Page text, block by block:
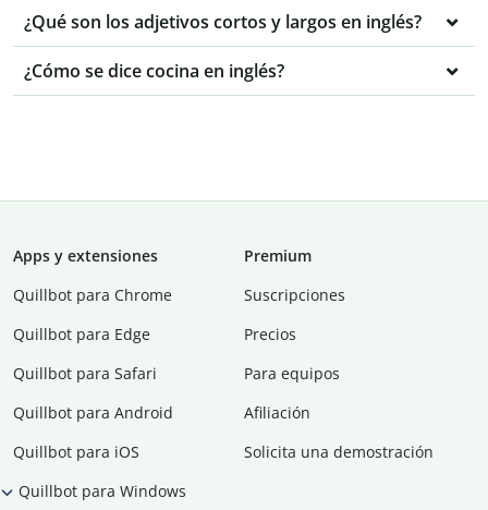
¿Qué son los adjetivos cortos y largos en inglés?
¿Cómo se dice cocina en inglés?
Apps y extensiones
Quillbot para Chrome
Quillbot para Edge
Quillbot para Safari
Quillbot para Android
Quillbot para iOS
Quillbot para Windows
Premium
Suscripciones
Precios
Para equipos
Afiliación
Solicita una demostración